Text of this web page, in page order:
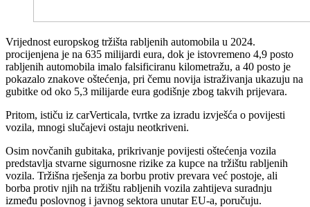
Vrijednost europskog tržišta rabljenih automobila u 2024.
procijenjena je na 635 milijardi eura, dok je istovremeno 4,9 posto
rabljenih automobila imalo falsificiranu kilometražu, a 40 posto je
pokazalo znakove oštećenja, pri čemu novija istraživanja ukazuju na
gubitke od oko 5,3 milijarde eura godišnje zbog takvih prijevara.
Pritom, ističu iz carVerticala, tvrtke za izradu izvješća o povijesti
vozila, mnogi slučajevi ostaju neotkriveni.
Osim novčanih gubitaka, prikrivanje povijesti oštećenja vozila
predstavlja stvarne sigurnosne rizike za kupce na tržištu rabljenih
vozila. Tržišna rješenja za borbu protiv prevara već postoje, ali
borba protiv njih na tržištu rabljenih vozila zahtijeva suradnju
između poslovnog i javnog sektora unutar EU-a, poručuju.